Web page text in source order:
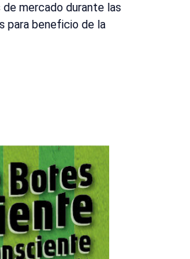
mercado durante las
para beneficio de la